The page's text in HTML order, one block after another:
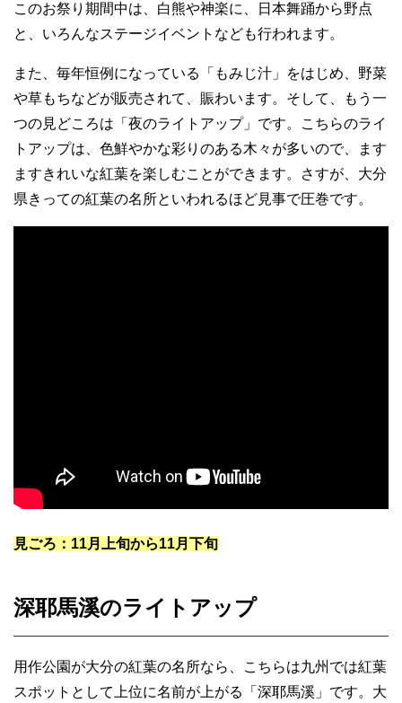
このお祭り期間中は、白熊や神楽に、日本舞踊から野点
と、いろんなステージイベントなども行われます。
また、毎年恒例になっている「もみじ汁」をはじめ、野菜
や草もちなどが販売されて、賑わいます。そして、もう一
つの見どころは「夜のライトアップ」です。こちらのライ
トアップは、色鮮やかな彩りのある木々が多いので、ます
ますきれいな紅葉を楽しむことができます。さすが、大分
県きっての紅葉の名所といわれるほど見事で圧巻です。
見ごろ：11月上旬から11月下旬
深耶馬溪のライトアップ
用作公園が大分の紅葉の名所なら、こちらは九州では紅葉
スポットとして上位に名前が上がる「深耶馬溪」です。大